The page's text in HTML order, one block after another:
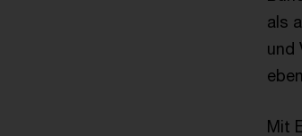
als
und
Mit